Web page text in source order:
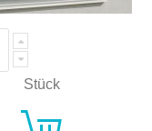
Stück